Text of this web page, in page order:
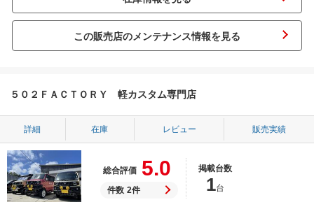
この販売店のメンテナンス情報を見る
５０２ＦＡＣＴＯＲＹ 軽カスタム専門店
詳細 在庫 レビュー 販売実績
総合評価 5.0
件数 2件
掲載台数
1台